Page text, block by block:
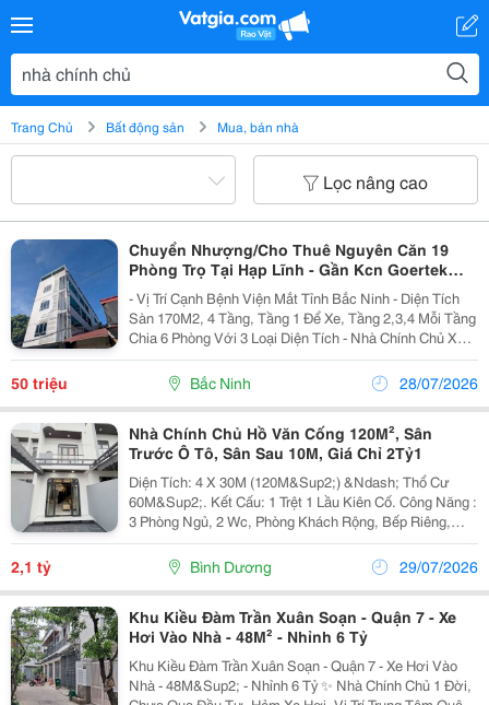
Trang Chủ Bất động sản Mua, bán nhà
Lọc nâng cao
Chuyển Nhượng/Cho Thuê Nguyên Căn 19
Phòng Trọ Tại Hạp Lĩnh - Gần Kcn Goertek
Nam Sơn
- Vị Trí Cạnh Bệnh Viện Mắt Tỉnh Bắc Ninh - Diện Tích
Sàn 170M2, 4 Tầng, Tầng 1 Để Xe, Tầng 2,3,4 Mỗi Tầng
Chia 6 Phòng Với 3 Loại Diện Tích - Nhà Chính Chủ Xây
Mới, Đảm Bảo Đầy Đủ Pccc, Chỗ Để Xe, Sạc Xe Điện -
Các Phòng Đã Lắp Sẵn Bình Nóng...
50 triệu Bắc Ninh 28/07/2026
Nhà Chính Chủ Hồ Văn Cống 120M², Sân
Trước Ô Tô, Sân Sau 10M, Giá Chỉ 2Tỷ1
Diện Tích: 4 X 30M (120M&Sup2;) &Ndash; Thổ Cư
60M&Sup2;. Kết Cấu: 1 Trệt 1 Lầu Kiên Cố. ️Công Năng :
3 Phòng Ngủ, 2 Wc, Phòng Khách Rộng, Bếp Riêng,
Phòng Thờ . Sân Trước 5M Đậu Ô Tô Thoải Mái. Sân
Sau 10M Cực Kỳ Thoáng Mát . ✨ Tiện Ích: ...
2,1 tỷ Bình Dương 29/07/2026
Khu Kiều Đàm Trần Xuân Soạn - Quận 7 - Xe
Hơi Vào Nhà - 48M² - Nhỉnh 6 Tỷ
Khu Kiều Đàm Trần Xuân Soạn - Quận 7 - Xe Hơi Vào
Nhà - 48M&Sup2; - Nhỉnh 6 Tỷ ✨ Nhà Chính Chủ 1 Đời,